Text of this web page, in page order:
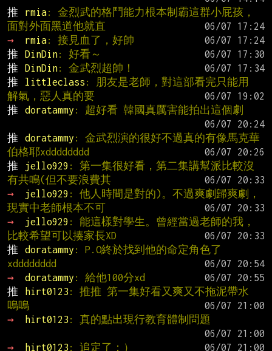
推
rmia: 金烈武的格鬥能力根本制霸這群小屁孩，
面對外面黑道他就直
→
rmia: 接見血了，好帥
推
DinDin: 好看～
推
DinDin: 金武烈超帥！
推
littleclass : 朋友是老師，對這部看完只能用
解氣，惡人真的要
推
doratammy : 超好看 韓國真厲害能拍出這個劇
推
doratammy : 金武烈演的很好不過真的有像馬克華
伯格耶xdddddddd
推
jello929 : 第一集很好看，第二集講幫派比較沒
有共鳴(但不要浪費其
→
jello929 : 他人時間是對的)。不過爽劇歸爽劇，
現實中老師根本不可
→
jello929 : 能這樣對學生。曾經當過老師的我，
比較希望可以揍家長XD
推
doratammy : P.O終於找到他的命定角色了
xdddddddd
→
doratammy : 給他100分xd
推
hirt0123 : 推推 第一集好看又爽又不拖泥帶水
嗚嗚
→
hirt0123 : 真的點出現行教育體制問題
→
hirt0123 : 追定了：）